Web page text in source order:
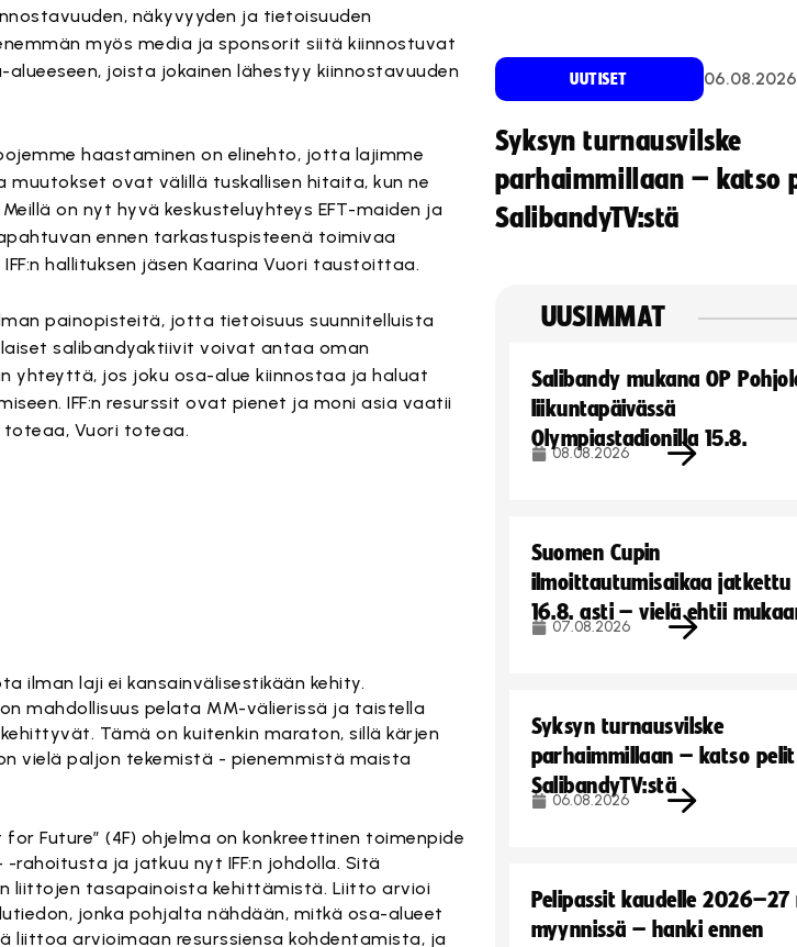
näkyvyyden ja tietoisuuden
myös media ja sponsorit siitä kiinnostuvat
joista jokainen lähestyy kiinnostavuuden
haastaminen on elinehto, jotta lajimme
ovat välillä tuskallisen hitaita, kun ne
on nyt hyvä keskusteluyhteys EFT-maiden ja
ennen tarkastuspisteenä toimivaa
hallituksen jäsen Kaarina Vuori taustoittaa.
painopisteitä, jotta tietoisuus suunnitelluista
salibandyaktiivit voivat antaa oman
yhteyttä, jos joku osa-alue kiinnostaa ja haluat
IFF:n resurssit ovat pienet ja moni asia vaatii
toteaa, Vuori toteaa.
ilman laji ei kansainvälisestikään kehity.
mahdollisuus pelata MM-välierissä ja taistella
Tämä on kuitenkin maraton, sillä kärjen
vielä paljon tekemistä - pienemmistä maista
Future” (4F) ohjelma on konkreettinen toimenpide
-rahoitusta ja jatkuu nyt IFF:n johdolla. Sitä
liittojen tasapainoista kehittämistä. Liitto arvioi
jonka pohjalta nähdään, mitkä osa-alueet
arvioimaan resurssiensa kohdentamista, ja
UUTISET 06.08.2026
Syksyn turnausvilske
parhaimmillaan – katso
SalibandyTV:stä
UUSIMMAT
Salibandy mukana OP
liikuntapäivässä
Olympiastadionilla 15.8.
08.08.2026
Suomen Cupin
ilmoittautumisaikaa jatkettu
16.8. asti – vielä ehtii
07.08.2026
Syksyn turnausvilske
parhaimmillaan – katso pelit
SalibandyTV:stä
06.08.2026
Pelipassit kaudelle
myynnissä – hanki ennen